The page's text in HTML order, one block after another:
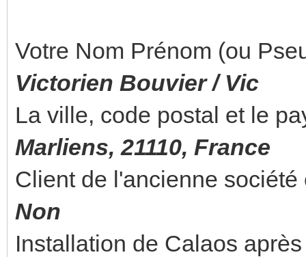
Votre Nom Prénom (ou
Victorien Bouvier / Vic
La ville, code postal et le
Marliens, 21110, France
Client de l'ancienne
Non
Installation de Calaos